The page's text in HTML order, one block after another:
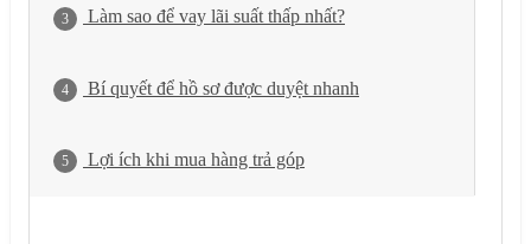
3 Làm sao để vay lãi suất thấp nhất?
4 Bí quyết để hồ sơ được duyệt nhanh
5 Lợi ích khi mua hàng trả góp